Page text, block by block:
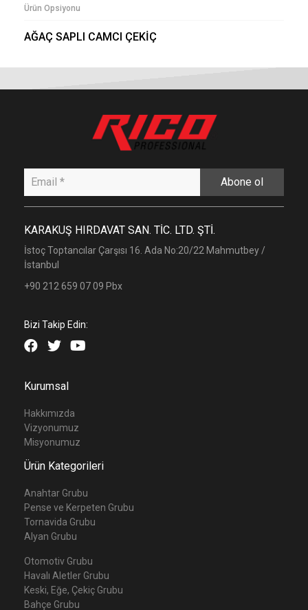
Ürün Opsiyonu
AĞAÇ SAPLI CAMCI ÇEKİÇ
Abone ol
KARAKUŞ HIRDAVAT SAN. TİC. LTD. ŞTİ.
İstoç Toptancılar Çarşısı 16. Ada No:20/22 Mahmutbey /
İstanbul
+90 212 659 07 09 Pbx
Bizi Takip Edin:
Kurumsal
Hakkımızda
Vizyonumuz
Misyonumuz
Ürün Kategorileri
Anahtar Grubu
Pense ve Kerpeten Grubu
Tornavida Grubu
Alyan Grubu
Otomotiv Grubu
Havalı Aletler Grubu
Keski, Eğe, Çekiç Grubu
Bahçe Grubu